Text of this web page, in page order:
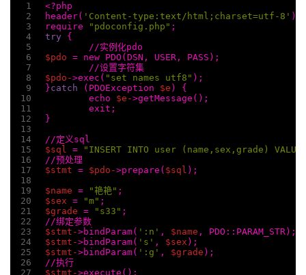
1
2
3
4
5
6
7
8
9
10
11
12
13
14
15
16
17
18
19
20
21
22
23
24
25
26
27
<?php
header( 'Content-type:text/html;charset=utf-8' );
require
"pdoconfig.php" ;
try {
	//实例化pdo
$pdo = new PDO(DSN, USER, PASS);
	//设置字符集
$pdo->exec( "set names utf8" );
}catch (PDOException $e ) {
	echo
$e->getMessage();
	exit;
}
//定义sql
$sql =
"INSERT INTO user (name,sex,grade)
//预处理
$stmt = $pdo->prepare( $sql );
$name = "艳艳" ;
$sex = "m" ;
$grade = "s33" ;
//绑定参数
$stmt->bindParam( ':n' , $name , PDO::PARAM_STR);
$stmt->bindParam( 's' , $sex );
$stmt->bindParam( ':g' , $grade );
//执行
$stmt->execute();